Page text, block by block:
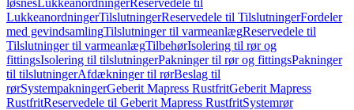
løsnesLukkeanordningerReservedele til
LukkeanordningerTilslutningerReservedele til TilslutningerFordeler
med gevindsamlingTilslutninger til varmeanlægReservedele til
Tilslutninger til varmeanlægTilbehørIsolering til rør og
fittingsIsolering til tilslutningerPakninger til rør og fittingsPakninger
til tilslutningerAfdækninger til rørBeslag til
rørSystempakningerGeberit Mapress RustfritGeberit Mapress
RustfritReservedele til Geberit Mapress RustfritSystemrør